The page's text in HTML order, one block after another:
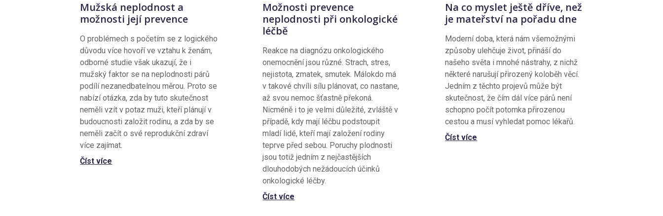
Mužská neplodnost a
možnosti její prevence
O problémech s početím se z logického
důvodu více hovoří ve vztahu k ženám,
odborné studie však ukazují, že i
mužský faktor se na neplodnosti párů
podílí nezanedbatelnou měrou. Proto se
nabízí otázka, zda by tuto skutečnost
neměli vzít v potaz muži, kteří plánují v
budoucnosti založit rodinu, a zda by se
neměli začít o své reprodukční zdraví
více zajímat.
Číst více
Možnosti prevence
neplodnosti při onkologické
léčbě
Reakce na diagnózu onkologického
onemocnění jsou různé. Strach, stres,
nejistota, zmatek, smutek. Málokdo má
v takové chvíli sílu plánovat, co nastane,
až svou nemoc šťastně překoná.
Nicméně i to je velmi důležité, zvláště v
případě, kdy mají léčbu podstoupit
mladí lidé, kteří mají založení rodiny
teprve před sebou. Poruchy plodnosti
jsou totiž jedním z nejčastějších
dlouhodobých nežádoucích účinků
onkologické léčby.
Číst více
Na co myslet ještě dříve, než
je mateřství na pořadu dne
Moderní doba, která nám všemožnými
způsoby ulehčuje život, přináší do
našeho světa i mnohé nástrahy, z nichž
některé narušují přirozený koloběh věcí.
Jedním z těchto projevů může být
skutečnost, že čím dál více párů není
schopno počít potomka přirozenou
cestou a musí vyhledat pomoc lékařů.
Číst více